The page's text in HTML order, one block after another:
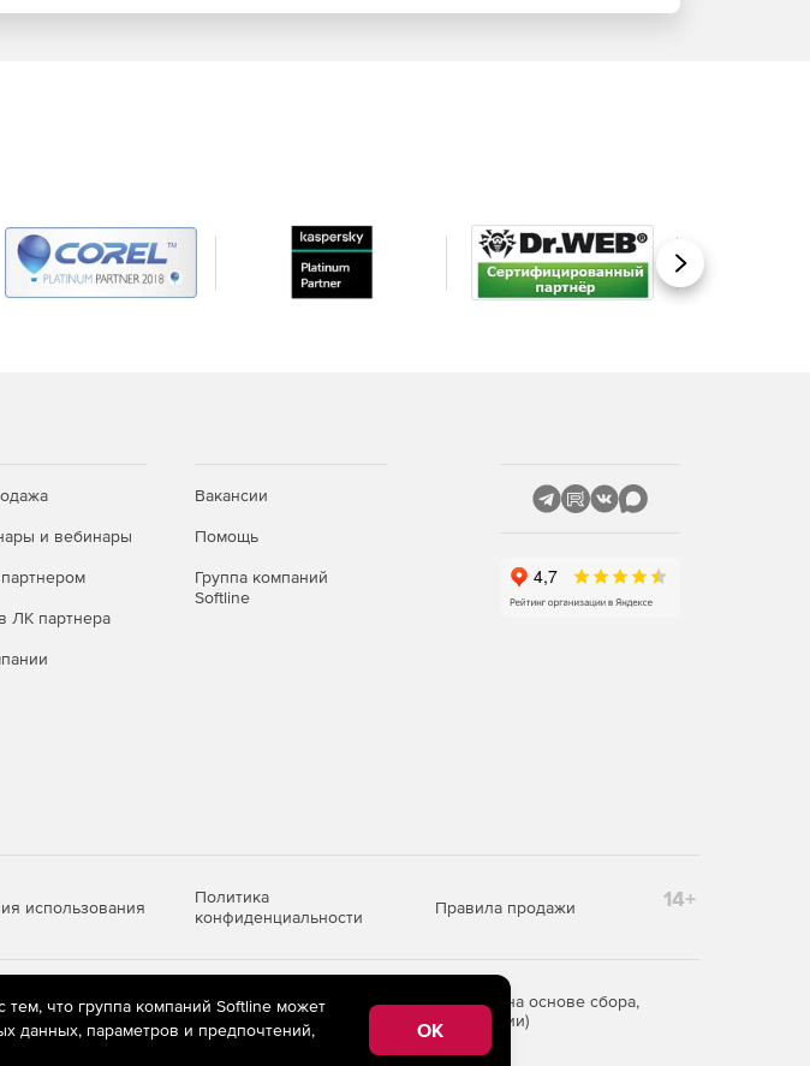
Вперед
и вебинары
партнером
ЛК партнера
Вакансии
Помощь
Группа компаний
Softline
использования
Политика
конфиденциальности
Правила продажи 14+
(информационные технологии предоставления информации на основе сбора,
«Интернет», находящихся на территории Российской Федерации)
тем, что группа компаний Softline может
данных, параметров и предпочтений,
OK